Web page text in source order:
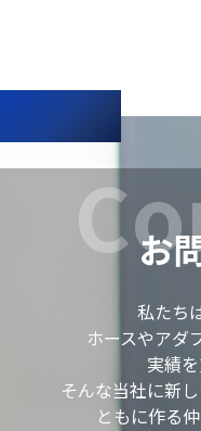
お
私たち
ホースやアダ
実績
そんな当社に新
ともに作る